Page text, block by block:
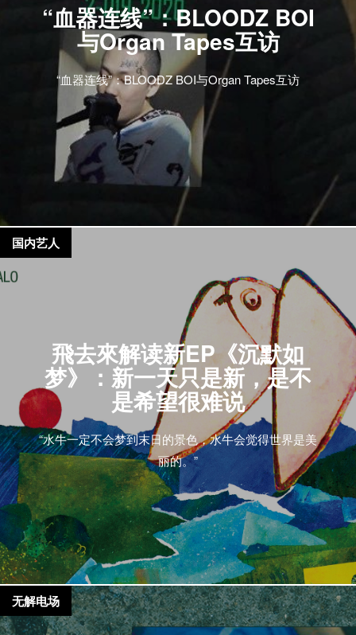
“血器连线”：BLOODZ BOI
与Organ Tapes互访
“血器连线”：BLOODZ BOI与Organ Tapes互访
飛去來解读新EP《沉默如
梦》：新一天只是新，是不
是希望很难说
“水牛一定不会梦到末日的景色，水牛会觉得世界是美
丽的。”
国内艺人
无解电场